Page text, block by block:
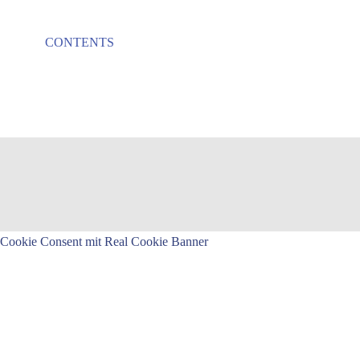
CONTENTS
Cookie Consent mit Real Cookie Banner